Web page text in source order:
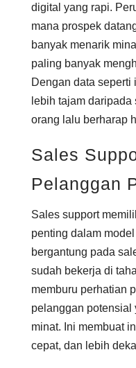
digital yang rapi.
mana prospek
banyak menarik
paling banyak
Dengan data seperti
lebih tajam
orang lalu berharap
Sales
Pelanggan
Sales support
penting dalam
bergantung pada
sudah bekerja di
memburu perhatian
pelanggan potensial
minat. Ini membuat
cepat, dan lebih